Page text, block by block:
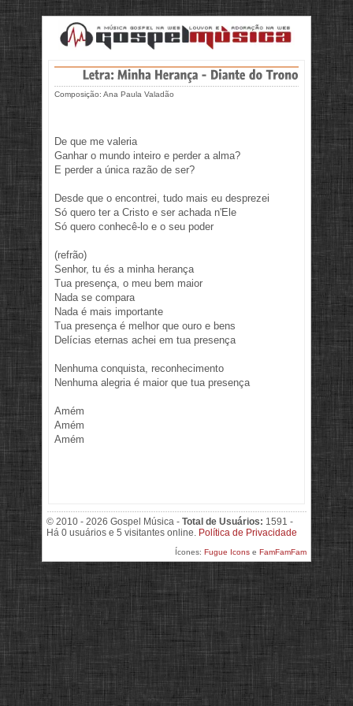
Composição: Ana Paula Valadão
De que me valeria
Ganhar o mundo inteiro e perder a alma?
E perder a única razão de ser?
Desde que o encontrei, tudo mais eu desprezei
Só quero ter a Cristo e ser achada n'Ele
Só quero conhecê-lo e o seu poder
(refrão)
Senhor, tu és a minha herança
Tua presença, o meu bem maior
Nada se compara
Nada é mais importante
Tua presença é melhor que ouro e bens
Delícias eternas achei em tua presença
Nenhuma conquista, reconhecimento
Nenhuma alegria é maior que tua presença
Amém
Amém
Amém
© 2010 - 2026 Gospel Música - Total de Usuários: 1591 -
Há 0 usuários e 5 visitantes online. Política de Privacidade
Ícones: Fugue Icons e FamFamFam